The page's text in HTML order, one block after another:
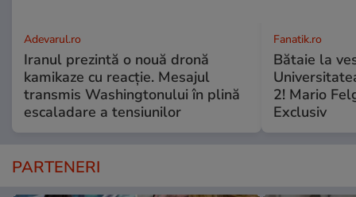
Adevarul.ro
Iranul prezintă o nouă dronă
kamikaze cu reacție. Mesajul
transmis Washingtonului în plină
escaladare a tensiunilor
Fanatik.ro
Bătaie la
2! Mario
Exclusiv
PARTENERI